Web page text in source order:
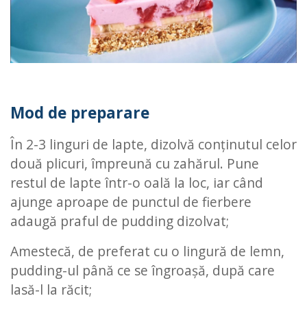
Mod de preparare
În 2-3 linguri de lapte, dizolvă conținutul celor
două plicuri, împreună cu zahărul. Pune
restul de lapte într-o oală la loc, iar când
ajunge aproape de punctul de fierbere
adaugă praful de pudding dizolvat;
Amestecă, de preferat cu o lingură de lemn,
pudding-ul până ce se îngroașă, după care
lasă-l la răcit;